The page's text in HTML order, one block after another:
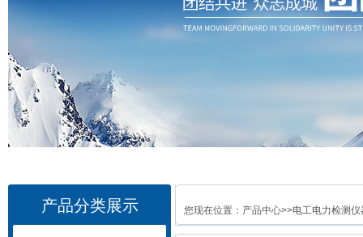
产品分类展示 您现在位置： 产品中心>>电工电力检测仪